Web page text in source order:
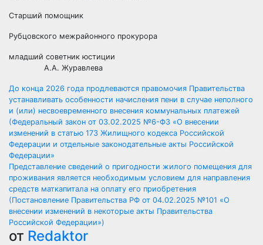
Старший помощник
Рубцовского межрайонного прокурора
младший советник юстиции
А.А. Журавлева
Навигация
по
записям
До конца 2026 года продлеваются правомочия Правительства
устанавливать особенности начисления пени в случае неполного
и (или) несвоевременного внесения коммунальных платежей
(Федеральный закон от 03.02.2025 №6-ФЗ «О внесении
изменений в статью 173 Жилищного кодекса Российской
Федерации и отдельные законодательные акты Российской
Федерации»
Представление сведений о пригодности жилого помещения для
проживания является необходимым условием для направления
средств маткапитала на оплату его приобретения
(Постановление Правительства РФ от 04.02.2025 №101 «О
внесении изменений в некоторые акты Правительства
Российской Федерации»)
от Redaktor